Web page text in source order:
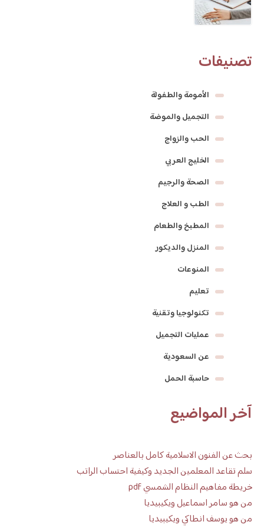
تصنيفات
الأمومة والطفولة
التجميل والموضة
الحب والزواج
الخليج العربي
الصحة والرجيم
الطب و العلاج
المطبخ والطعام
المنزل والديكور
المنوعات
تعليم
تكنولوجيا وتقنية
عمليات التجميل
عن السعودية
حاسبة الحمل
آخر المواضيع
بحث عن الفنون الاسلامية كامل بالعناصر
سلم تقاعد المعلمين الجديد وكيفية احتساب الراتب
خريطة مفاهيم النظام الشمسي pdf
من هو سامر اسماعيل ويكيبيديا
من هو يوسف انطاكي ويكيبيديا